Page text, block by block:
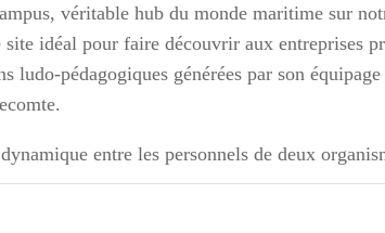
véritable hub du monde maritime sur
site idéal pour faire découvrir aux entreprises
ludo-pédagogiques générées par son
entre les personnels de deux